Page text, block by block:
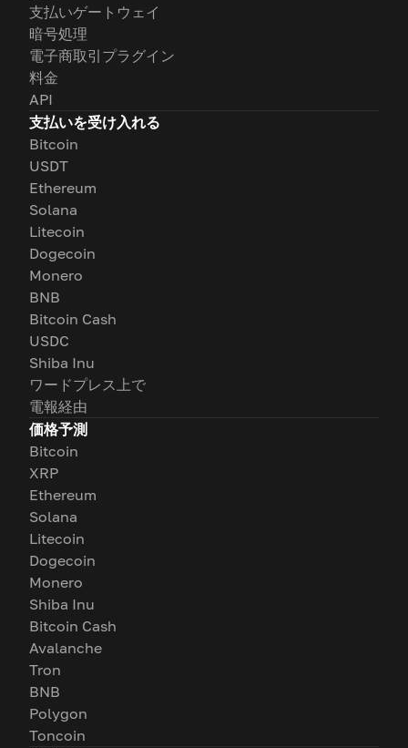
支払いゲートウェイ
暗号処理
電子商取引プラグイン
料金
API
支払いを受け入れる
Bitcoin
USDT
Ethereum
Solana
Litecoin
Dogecoin
Monero
BNB
Bitcoin Cash
USDC
Shiba Inu
ワードプレス上で
電報経由
価格予測
Bitcoin
XRP
Ethereum
Solana
Litecoin
Dogecoin
Monero
Shiba Inu
Bitcoin Cash
Avalanche
Tron
BNB
Polygon
Toncoin